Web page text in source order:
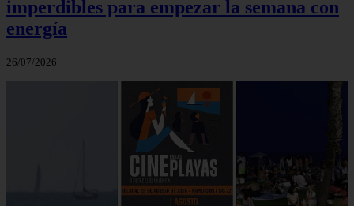
imperdibles para empezar la semana con
energía
26/07/2026